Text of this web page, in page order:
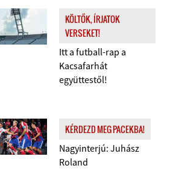
KÖLTŐK, ÍRJATOK
VERSEKET!
Itt a futball-rap a
Kacsafarhát
együttestől!
KÉRDEZD MEG PACEKBA!
Nagyinterjú: Juhász
Roland